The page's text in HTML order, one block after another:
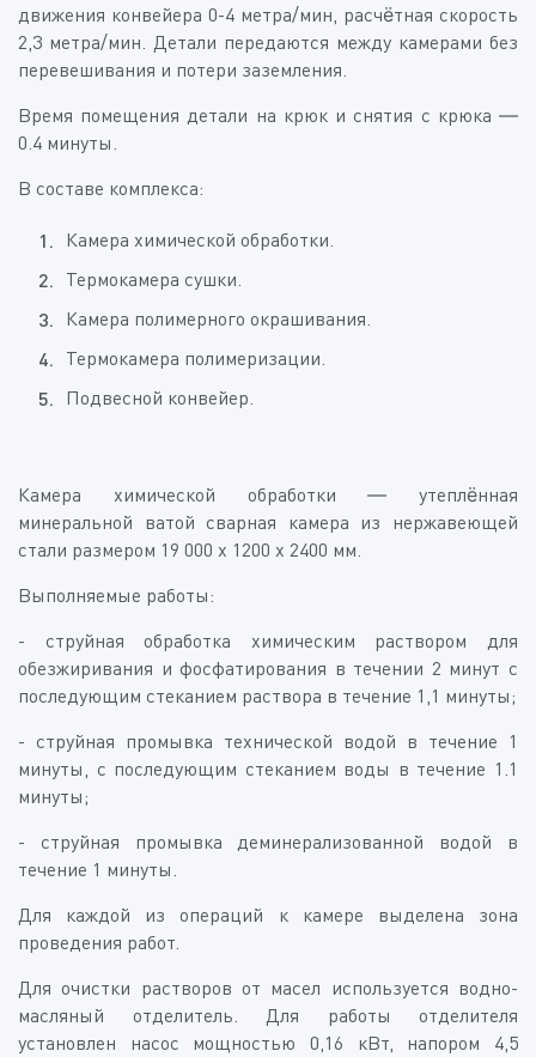
движения конвейера 0-4 метра/мин, расчётная скорость
2,3 метра/мин. Детали передаются между камерами без
перевешивания и потери заземления.
Время помещения детали на крюк и снятия с крюка —
0.4 минуты.
В составе комплекса:
Камера химической обработки.
Термокамера сушки.
Камера полимерного окрашивания.
Термокамера полимеризации.
Подвесной конвейер.
Камера химической обработки — утеплённая
минеральной ватой сварная камера из нержавеющей
стали размером 19 000 х 1200 х 2400 мм.
Выполняемые работы:
- струйная обработка химическим раствором для
обезжиривания и фосфатирования в течении 2 минут с
последующим стеканием раствора в течение 1,1 минуты;
- струйная промывка технической водой в течение 1
минуты, с последующим стеканием воды в течение 1.1
минуты;
- струйная промывка деминерализованной водой в
течение 1 минуты.
Для каждой из операций к камере выделена зона
проведения работ.
Для очистки растворов от масел используется водно-
масляный отделитель. Для работы отделителя
установлен насос мощностью 0,16 кВт, напором 4,5